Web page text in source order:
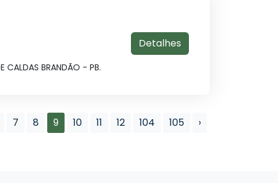
CALDAS BRANDÃO - PB.
Detalhes
7 8 9 10 11 12 104 105 ›